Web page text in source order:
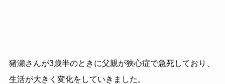
猪瀬さんが3歳半のときに父親が狭心症で急死しており、
生活が大きく変化をしていきました。